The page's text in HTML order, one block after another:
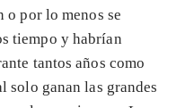
por lo menos se
tiempo y habrían
tantos años como
solo ganan las grandes